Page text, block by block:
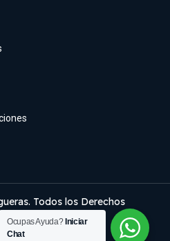
Todos los Derechos
Ocupas Ayuda? Iniciar
Chat